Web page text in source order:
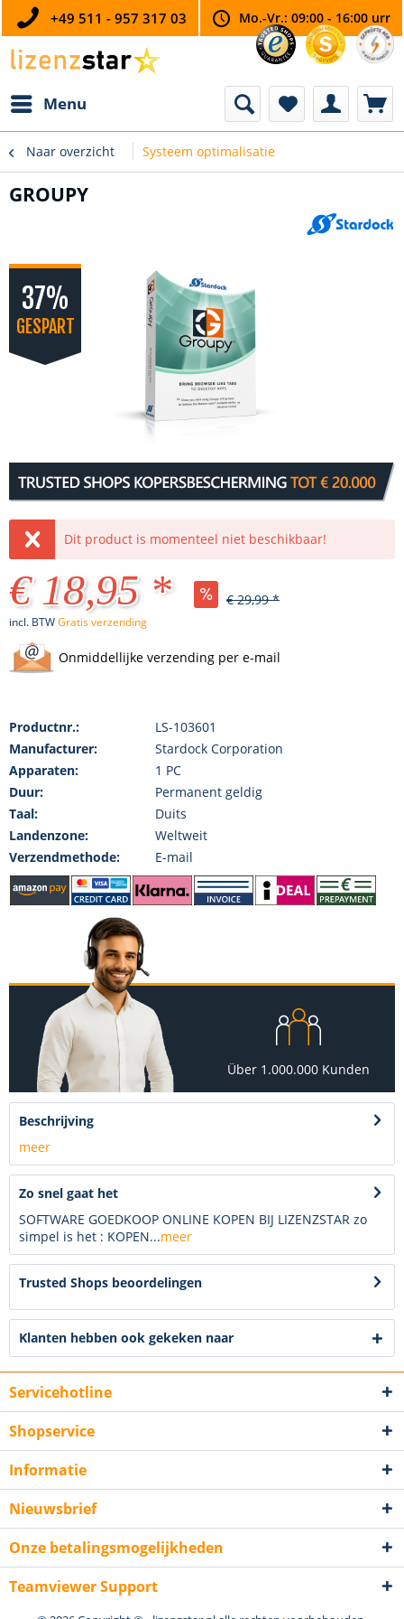
+49 511 - 957 317 03 Mo.-Vr.: 09:00 - 16:00 urr
Menu
Naar overzicht Systeem optimalisatie
GROUPY
37%
GESPART
Dit product is momenteel niet beschikbaar!
€ 18,95 * € 29,99 *
incl. BTWGratis verzending
Onmiddellijke verzending per e-mail
Productnr.:
LS-103601
Manufacturer:
Stardock Corporation
Apparaten:
1 PC
Duur:
Permanent geldig
Taal:
Duits
Landenzone:
Weltweit
Verzendmethode:
E-mail
Über 1.000.000 Kunden
Beschrijving
meer
Zo snel gaat het
SOFTWARE GOEDKOOP ONLINE KOPEN BIJ LIZENZSTAR zo
simpel is het : KOPEN...meer
Trusted Shops beoordelingen
Klanten hebben ook gekeken naar
Servicehotline
Shopservice
Informatie
Nieuwsbrief
Onze betalingsmogelijkheden
Teamviewer Support